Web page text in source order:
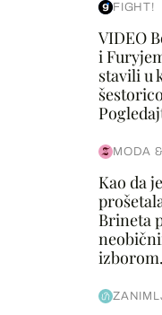
FIGHT!
VIDEO
i
stavili u
MODA
Kao da
Brineta